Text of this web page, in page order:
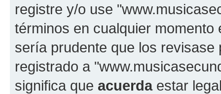
registre y/o use
términos en cualquier
sería prudente que los
registrado a
significa que acuerdaestar